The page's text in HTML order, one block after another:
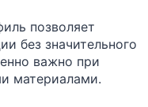
позволяет
без значительного
важно при
материалами.